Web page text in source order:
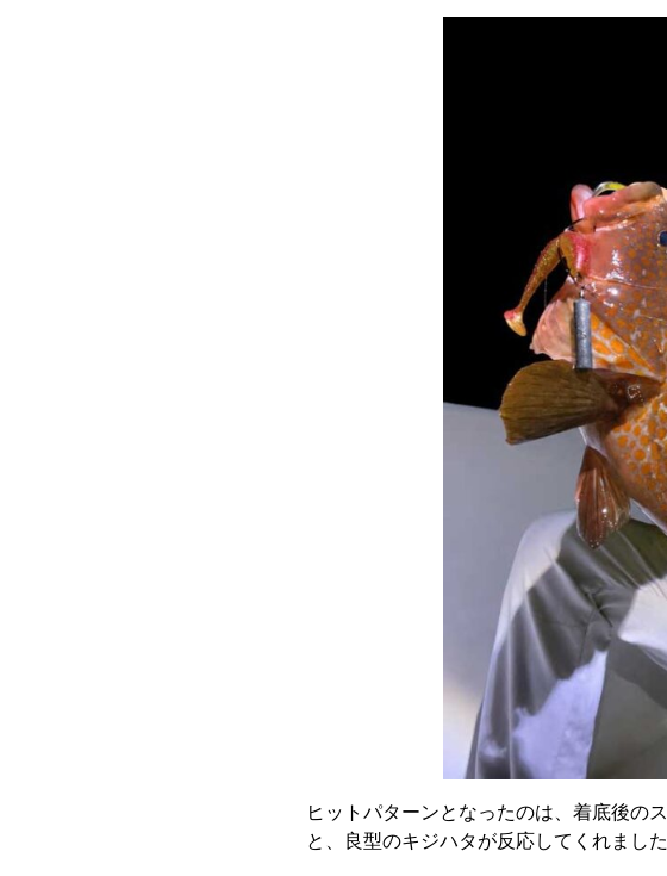
ヒットパターンとなったのは、着底後の
と、良型のキジハタが反応してくれました